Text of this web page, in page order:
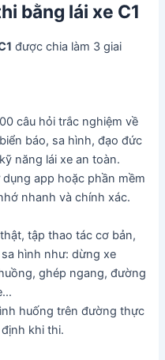
bằng lái xe C1
được chia làm 3 giai
câu hỏi trắc nghiệm về
báo, sa hình, đạo đức
năng lái xe an toàn.
app hoặc phần mềm
nhanh và chính xác.
tập thao tác cơ bản,
hình như: dừng xe
ghép ngang, đường
huống trên đường thực
khi thi.